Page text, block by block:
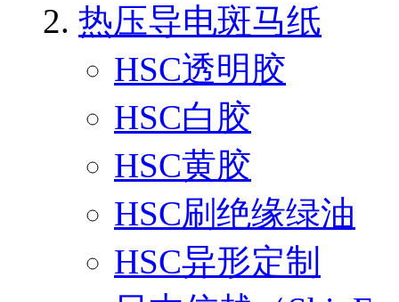
热压导电斑马纸
HSC透明胶
HSC白胶
HSC黄胶
HSC刷绝缘绿油
HSC异形定制